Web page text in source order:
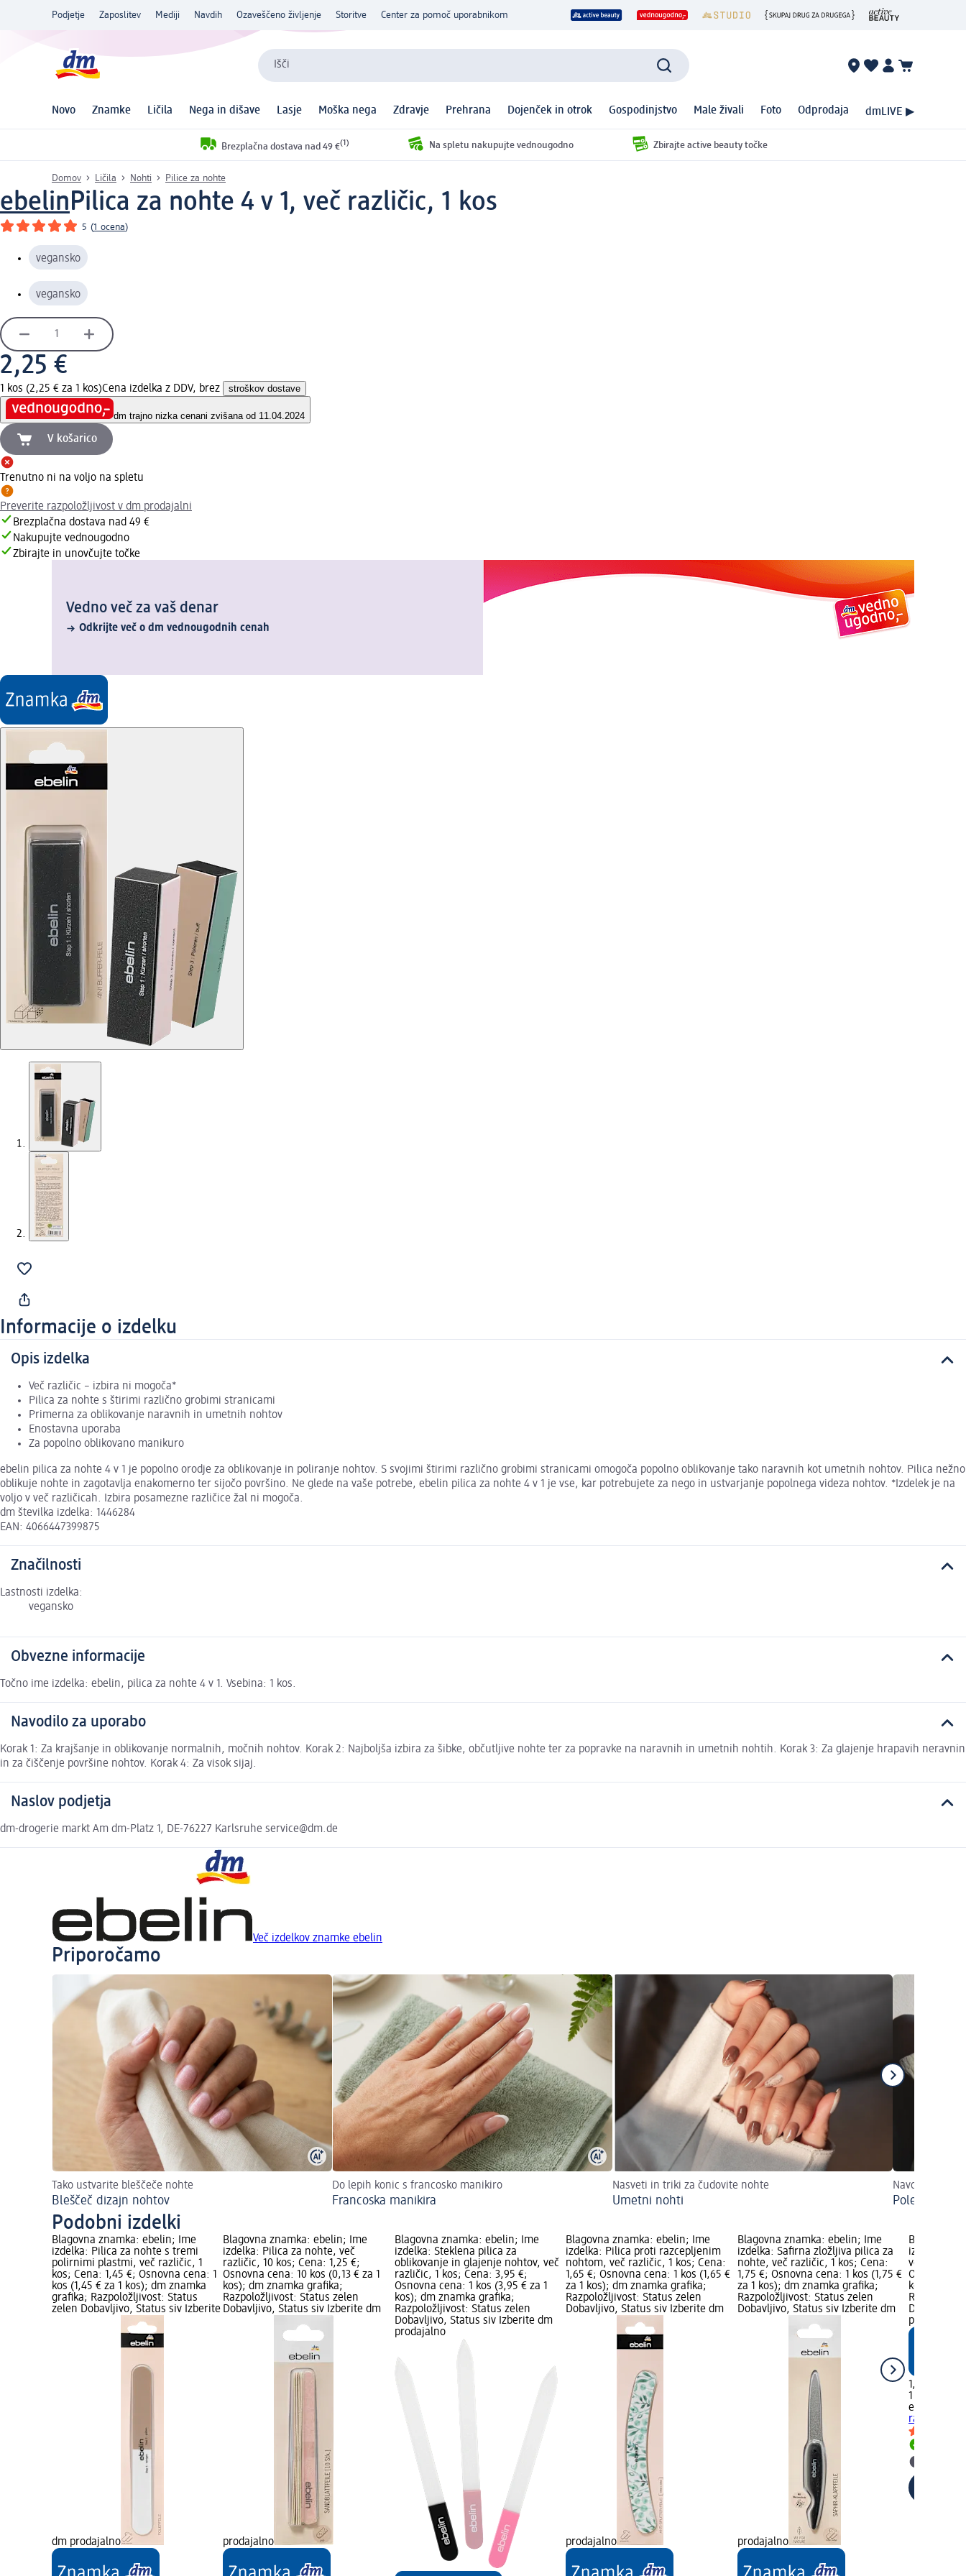
Podjetje Zaposlitev Mediji Navdih Ozaveščeno življenje Storitve Center za pomoč uporabnikom
Išči
Novo Znamke Ličila Nega in dišave Lasje Moška nega Zdravje Prehrana Dojenček in otrok Gospodinjstvo Male živali Foto Odprodaja dmLIVE ▶
Brezplačna dostava nad 49 €(1) Na spletu nakupujte vednougodno Zbirajte active beauty točke
Domov Ličila Nohti Pilice za nohte
ebelinPilica za nohte 4 v 1, več različic, 1 kos
5 (1 ocena)
vegansko
vegansko
2,25 €
1 kos (2,25 € za 1 kos)Cena izdelka z DDV, brez stroškov dostave
dm trajno nizka cenani zvišana od 11.04.2024
V košarico
Trenutno ni na voljo na spletu
Preverite razpoložljivost v dm prodajalni
Brezplačna dostava nad 49 €
Nakupujte vednougodno
Zbirajte in unovčujte točke
Vedno več za vaš denar
Odkrijte več o dm vednougodnih cenah
Informacije o izdelku
Opis izdelka
Več različic – izbira ni mogoča*
Pilica za nohte s štirimi različno grobimi stranicami
Primerna za oblikovanje naravnih in umetnih nohtov
Enostavna uporaba
Za popolno oblikovano manikuro
ebelin pilica za nohte 4 v 1 je popolno orodje za oblikovanje in poliranje nohtov. S svojimi štirimi različno grobimi stranicami omogoča popolno oblikovanje tako naravnih kot umetnih nohtov. Pilica nežno
oblikuje nohte in zagotavlja enakomerno ter sijočo površino. Ne glede na vaše potrebe, ebelin pilica za nohte 4 v 1 je vse, kar potrebujete za nego in ustvarjanje popolnega videza nohtov. *Izdelek je na
voljo v več različicah. Izbira posamezne različice žal ni mogoča.
dm številka izdelka: 1446284
EAN: 4066447399875
Značilnosti
Lastnosti izdelka:
vegansko
Obvezne informacije
Točno ime izdelka: ebelin, pilica za nohte 4 v 1. Vsebina: 1 kos.
Navodilo za uporabo
Korak 1: Za krajšanje in oblikovanje normalnih, močnih nohtov. Korak 2: Najboljša izbira za šibke, občutljive nohte ter za popravke na naravnih in umetnih nohtih. Korak 3: Za glajenje hrapavih neravnin
in za čiščenje površine nohtov. Korak 4: Za visok sijaj.
Naslov podjetja
dm-drogerie markt Am dm-Platz 1, DE-76227 Karlsruhe service@dm.de
Več izdelkov znamke ebelin
Priporočamo
Tako ustvarite bleščeče nohte
Bleščeč dizajn nohtov
Do lepih konic s francosko manikiro
Francoska manikira
Nasveti in triki za čudovite nohte
Umetni nohti
Navodila po
Poletna
Podobni izdelki
Blagovna znamka: ebelin; Ime
izdelka: Pilica za nohte s tremi
polirnimi plastmi, več različic, 1
kos; Cena: 1,45 €; Osnovna cena: 1
kos (1,45 € za 1 kos); dm znamka
grafika; Razpoložljivost: Status
zelen Dobavljivo, Status siv Izberite
dm prodajalno
Blagovna znamka: ebelin; Ime
izdelka: Pilica za nohte, več
različic, 10 kos; Cena: 1,25 €;
Osnovna cena: 10 kos (0,13 € za 1
kos); dm znamka grafika;
Razpoložljivost: Status zelen
Dobavljivo, Status siv Izberite dm
prodajalno
Blagovna znamka: ebelin; Ime
izdelka: Steklena pilica za
oblikovanje in glajenje nohtov, več
različic, 1 kos; Cena: 3,95 €;
Osnovna cena: 1 kos (3,95 € za 1
kos); dm znamka grafika;
Razpoložljivost: Status zelen
Dobavljivo, Status siv Izberite dm
prodajalno
Blagovna znamka: ebelin; Ime
izdelka: Pilica proti razcepljenim
nohtom, več različic, 1 kos; Cena:
1,65 €; Osnovna cena: 1 kos (1,65 €
za 1 kos); dm znamka grafika;
Razpoložljivost: Status zelen
Dobavljivo, Status siv Izberite dm
prodajalno
Blagovna znamka: ebelin; Ime
izdelka: Safirna zložljiva pilica za
nohte, več različic, 1 kos; Cena:
1,75 €; Osnovna cena: 1 kos (1,75 €
za 1 kos); dm znamka grafika;
Razpoložljivost: Status zelen
Dobavljivo, Status siv Izberite dm
prodajalno
Blagovna
izdelka:
več različic,
Osnovna
kos); dm
Dobavljivo,
prodajalno
1,95 €
1 kos (1,95
ebelin
različic, 1